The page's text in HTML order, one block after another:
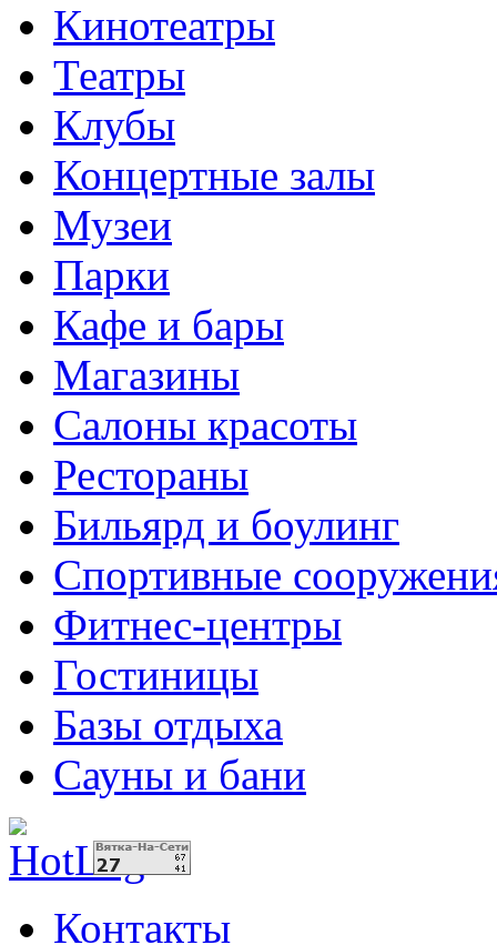
Кинотеатры
Театры
Клубы
Концертные залы
Музеи
Парки
Кафе и бары
Магазины
Салоны красоты
Рестораны
Бильярд и боулинг
Спортивные
Фитнес-центры
Гостиницы
Базы отдыха
Сауны и бани
Контакты